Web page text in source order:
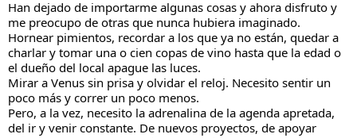
Han dejado de importarme algunas cosas y ahora disfruto y
me preocupo de otras que nunca hubiera imaginado.
Hornear pimientos, recordar a los que ya no están, quedar a
charlar y tomar una o cien copas de vino hasta que la edad o
el dueño del local apague las luces.
Mirar a Venus sin prisa y olvidar el reloj. Necesito sentir un
poco más y correr un poco menos.
Pero, a la vez, necesito la adrenalina de la agenda apretada,
del ir y venir constante. De nuevos proyectos, de apoyar